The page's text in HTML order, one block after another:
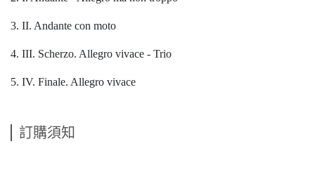
3. II. Andante con moto
4. III. Scherzo. Allegro vivace - Trio
5. IV. Finale. Allegro vivace
訂購須知